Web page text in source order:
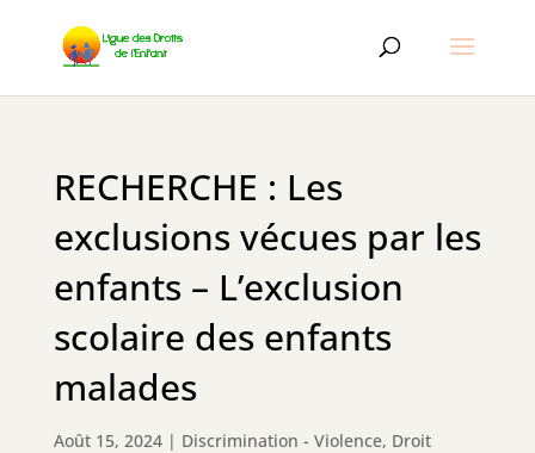
RECHERCHE : Les
exclusions vécues par les
enfants – L’exclusion
scolaire des enfants
malades
Août 15, 2024| Discrimination - Violence, Droit